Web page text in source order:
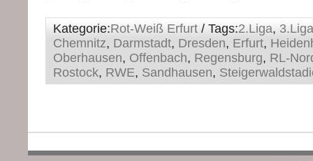
Kategorie:Rot-Weiß Erfurt / Tags:2.Liga, 3.Liga
Chemnitz, Darmstadt, Dresden, Erfurt,
Oberhausen, Offenbach, Regensburg, RL-
Rostock, RWE, Sandhausen,